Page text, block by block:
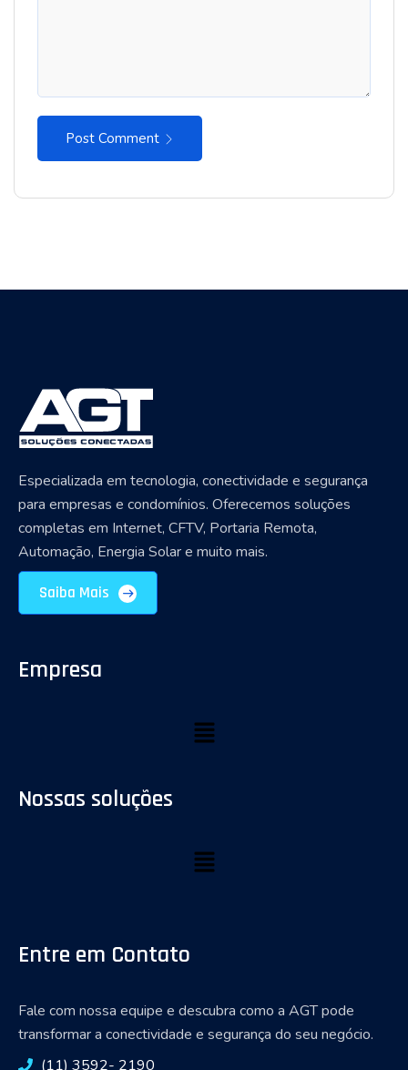
Post Comment
Especializada em tecnologia, conectividade e segurança
para empresas e condomínios. Oferecemos soluções
completas em Internet, CFTV, Portaria Remota,
Automação, Energia Solar e muito mais.
Saiba Mais
Empresa
Nossas soluções
Entre em Contato
Fale com nossa equipe e descubra como a AGT pode
transformar a conectividade e segurança do seu negócio.
(11) 3592- 2190